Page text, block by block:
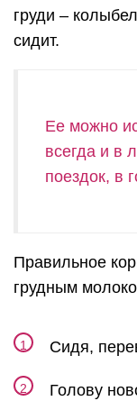
груди –
сидит.
Ее можно
всегда и в
поездок, в
Правильное
грудным
Сидя,
Голову